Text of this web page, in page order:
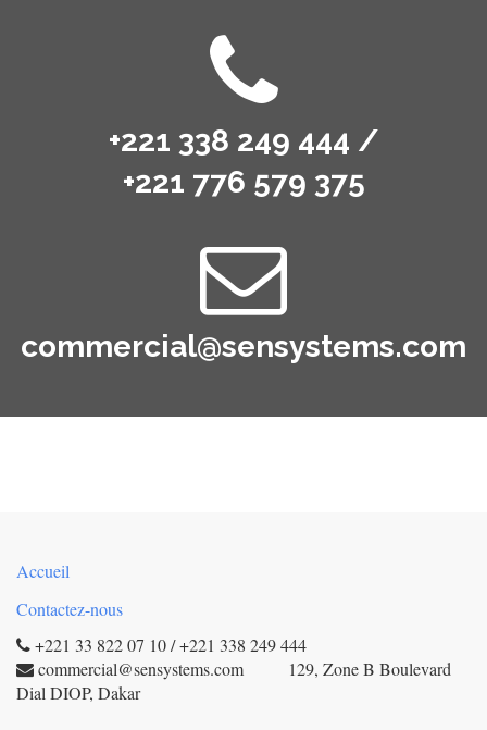
+221 338 249 444 /
+221 776 579 375
commercial@sensystems.com
Accueil
Contactez-nous
+221 33 822 07 10 / +221 338 249 444
commercial@sensystems.com 129, Zone B Boulevard
Dial DIOP, Dakar